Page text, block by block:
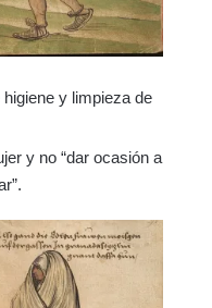
y limpieza de
y no “dar ocasión a